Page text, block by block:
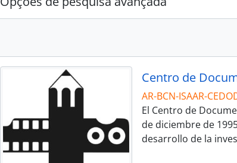
Centro de
AR-BCN-ISAAR-
El Centro de
de diciembre de
desarrollo de la